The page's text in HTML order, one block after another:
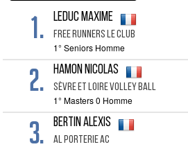
1. LEDUC Maxime
FREE RUNNERS LE CLUB
1° Seniors Homme
2. HAMON Nicolas
SÈVRE ET LOIRE VOLLEY BALL
1° Masters 0 Homme
3. BERTIN Alexis
AL PORTERIE AC